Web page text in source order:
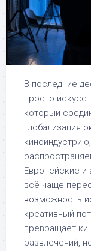
В последние
просто
который
Глобализация
Европейские
всё чаще
возможность
креативный
превращает
развлечений,